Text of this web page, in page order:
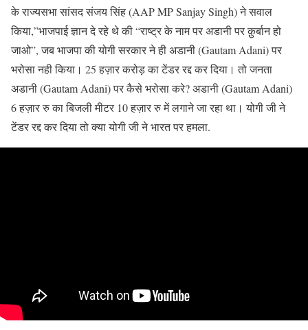
के राज्यसभा सांसद संजय सिंह (AAP MP Sanjay Singh) ने सवाल
किया,”भाजपाई ज्ञान दे रहे थे की “राष्ट्र के नाम पर अडानी पर क़ुर्बान हो
जाओ”, जब भाजपा की योगी सरकार ने ही अडानी (Gautam Adani) पर
भरोसा नही किया। 25 हज़ार करोड़ का टेंडर रद्द कर दिया। तो जनता
अडानी (Gautam Adani) पर कैसे भरोसा करे? अडानी (Gautam Adani)
6 हज़ार रु का बिजली मीटर 10 हज़ार रु में लगाने जा रहा था। योगी जी ने
टेंडर रद्द कर दिया तो क्या योगी जी ने भारत पर हमला.